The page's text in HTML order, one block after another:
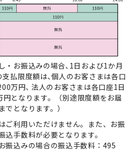
・お振込みの場合､1日および1か月
支払限度額は､個人のお客さまは各口
万円､ 法人のお客さまは各口座1日
となります。（別途限度額をお届
となります。）
ご利用いただけません。また、お振
込手数料が必要となります。
振込みの場合の振込手数料：495